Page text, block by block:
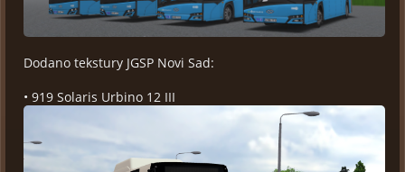
Dodano tekstury JGSP Novi Sad:
• 919 Solaris Urbino 12 III